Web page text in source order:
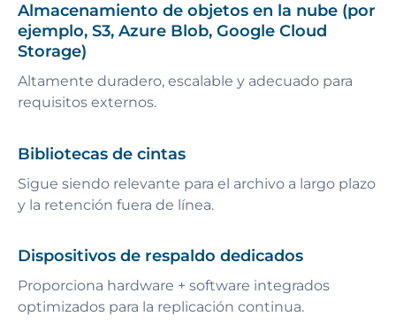
Almacenamiento de objetos en la nube (por
ejemplo, S3, Azure Blob, Google Cloud
Storage)
Altamente duradero, escalable y adecuado para
requisitos externos.
Bibliotecas de cintas
Sigue siendo relevante para el archivo a largo plazo
y la retención fuera de línea.
Dispositivos de respaldo dedicados
Proporciona hardware + software integrados
optimizados para la replicación continua.